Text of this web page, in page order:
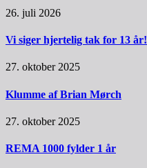
26. juli 2026
Vi siger hjertelig tak for 13 år!
27. oktober 2025
Klumme af Brian Mørch
27. oktober 2025
REMA 1000 fylder 1 år